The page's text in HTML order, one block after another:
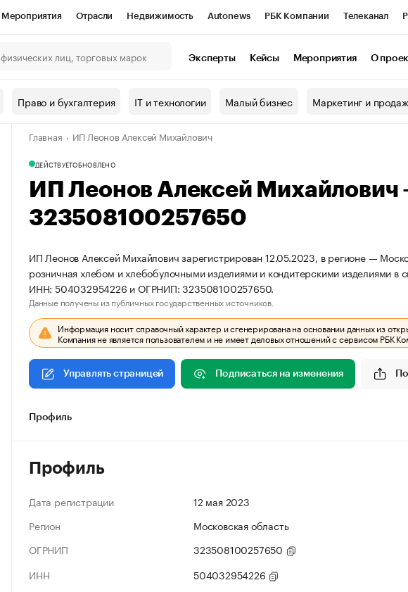
Мероприятия Отрасли Недвижимость Autonews РБК Компании Телеканал
Спецпроекты Проверка контрагентов
наличной валюты
Эксперты Кейсы Мероприятия О
Право и бухгалтерия IT и технологии Малый бизнес Маркетинг и
Главная ИП Леонов Алексей Михайлович
ДЕЙСТВУЕТОБНОВЛЕНО
ИП Леонов Алексей
323508100257650
ИП Леонов Алексей Михайлович зарегистрирован 12.05.2023, в регионе —
розничная хлебом и хлебобулочными изделиями и кондитерскими изделиями в
ИНН: 504032954226 и ОГРНИП: 323508100257650.
Данные получены из публичных государственных источников.
Информация носит справочный характер и сгенерирована на основании данных из
Компания не является пользователем и не имеет деловых отношений с сервисом РБК
Управлять страницей Подписаться на изменения
Профиль
Профиль
Дата регистрации
12 мая 2023
Регион
Московская область
ОГРНИП
323508100257650
ИНН
504032954226